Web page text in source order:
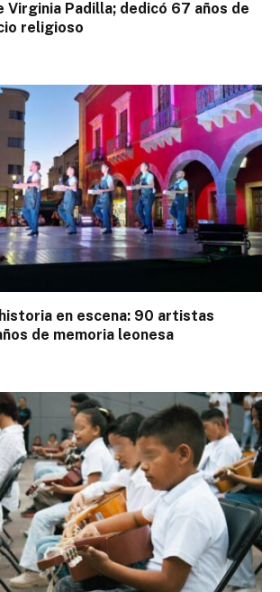
Virginia Padilla; dedicó 67 años de
religioso
en escena: 90 artistas
de memoria leonesa